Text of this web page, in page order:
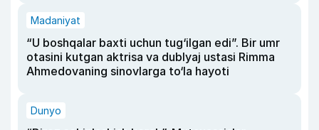
Madaniyat
“U boshqalar baxti uchun tug‘ilgan edi”. Bir umr
otasini kutgan aktrisa va dublyaj ustasi Rimma
Ahmedovaning sinovlarga to‘la hayoti
Dunyo